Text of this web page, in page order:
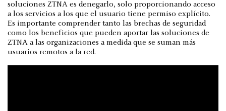
soluciones ZTNA es denegarlo, solo proporcionando acceso
a los servicios a los que el usuario tiene permiso explícito.
Es importante comprender tanto las brechas de seguridad
como los beneficios que pueden aportar las soluciones de
ZTNA a las organizaciones a medida que se suman más
usuarios remotos a la red.